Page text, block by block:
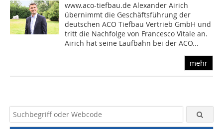
www.aco-tiefbau.de Alexander Airich
übernimmt die Geschäftsführung der
deutschen ACO Tiefbau Vertrieb GmbH und
tritt die Nachfolge von Francesco Vitale an.
Airich hat seine Laufbahn bei der ACO...
mehr